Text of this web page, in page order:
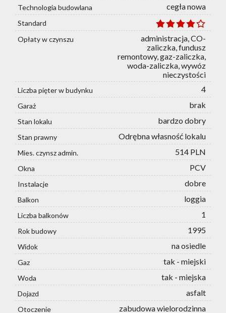
Technologia budowlana cegła nowa
Standard
Opłaty w czynszu
administracja, CO-
zaliczka, fundusz
remontowy, gaz-zaliczka,
woda-zaliczka, wywóz
nieczystości
Liczba pięter w budynku 4
Garaż brak
Stan lokalu bardzo dobry
Stan prawny Odrębna własność lokalu
Mies. czynsz admin. 514 PLN
Okna PCV
Instalacje dobre
Balkon loggia
Liczba balkonów 1
Rok budowy 1995
Widok na osiedle
Gaz tak - miejski
Woda tak - miejska
Dojazd asfalt
Otoczenie zabudowa wielorodzinna